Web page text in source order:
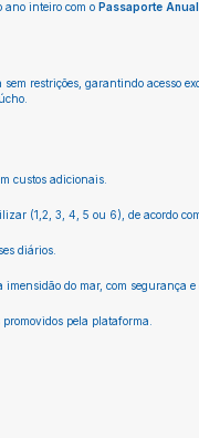
ano inteiro com o Passaporte
restrições, garantindo
custos adicionais.
(1,2, 3, 4, 5 ou 6), de acordo
diários.
imensidão do mar, com segurança e
pela plataforma.